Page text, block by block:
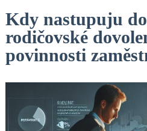
Kdy nastupuju
rodičovské
povinnosti